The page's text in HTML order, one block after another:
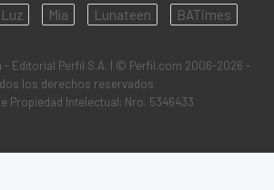
Luz Mía Lunateen BATimes
Editorial Perfil S.A. | © Perfil.com 2006-2026 -
los derechos reservados
Propiedad Intelectual: Nro. 5346433